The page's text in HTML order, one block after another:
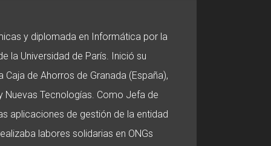
y diplomada en Informática por la
la Universidad de París. Inició su
de Ahorros de Granada (España),
Nuevas Tecnologías. Como Jefa de
aplicaciones de gestión de la entidad
labores solidarias en ONGs